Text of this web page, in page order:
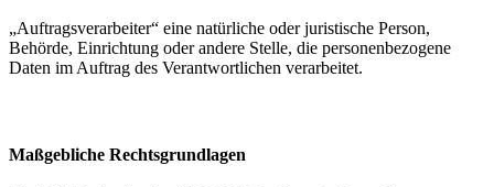
„Auftragsverarbeiter“ eine natürliche oder juristische Person,
Behörde, Einrichtung oder andere Stelle, die personenbezogene
Daten im Auftrag des Verantwortlichen verarbeitet.
Maßgebliche Rechtsgrundlagen